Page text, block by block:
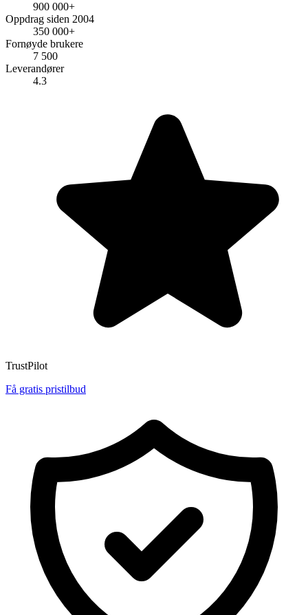
900 000+
Oppdrag siden 2004
350 000+
Fornøyde brukere
7 500
Leverandører
4.3
TrustPilot
Få gratis pristilbud